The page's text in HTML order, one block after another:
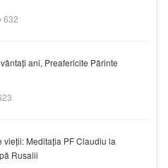
632
ani, Preafericite Părinte
vieții: Meditația PF Claudiu la
Rusalii